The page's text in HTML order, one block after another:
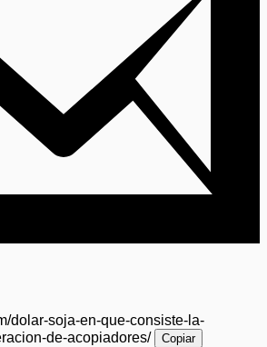
dolar-soja-en-que-consiste-la-
de-acopiadores/
Copiar